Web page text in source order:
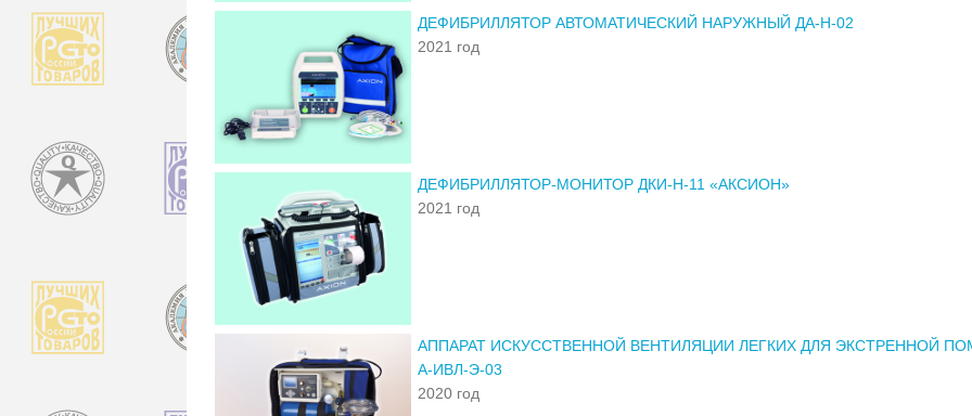
ДЕФИБРИЛЛЯТОР АВТОМАТИЧЕСКИЙ НАРУЖНЫЙ ДА-Н-02
2021 год
ДЕФИБРИЛЛЯТОР-МОНИТОР ДКИ-Н-11 «АКСИОН»
2021 год
АППАРАТ ИСКУССТВЕННОЙ ВЕНТИЛЯЦИИ ЛЕГКИХ ДЛЯ ЭКСТРЕННОЙ
А-ИВЛ-Э-03
2020 год